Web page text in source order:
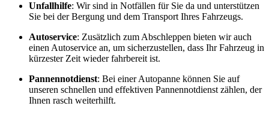
Unfallhilfe: Wir sind in Notfällen für Sie da und unterstützen
Sie bei der Bergung und dem Transport Ihres Fahrzeugs.
Autoservice: Zusätzlich zum Abschleppen bieten wir auch
einen Autoservice an, um sicherzustellen, dass Ihr Fahrzeug in
kürzester Zeit wieder fahrbereit ist.
Pannennotdienst: Bei einer Autopanne können Sie auf
unseren schnellen und effektiven Pannennotdienst zählen, der
Ihnen rasch weiterhilft.